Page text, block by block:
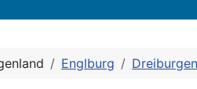
Englburg